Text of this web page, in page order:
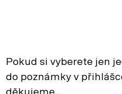
Pokud si vyberete jen
do poznámky v